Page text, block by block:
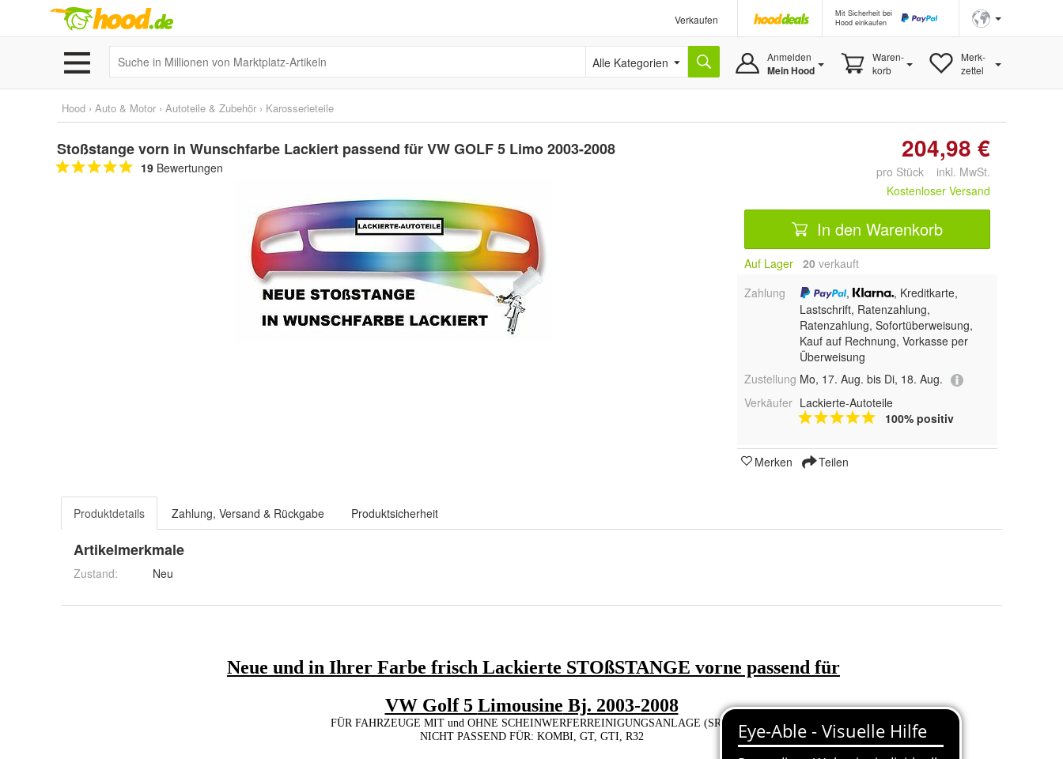
Verkaufen
Mit Sicherheit bei
Hood einkaufen
Alle Kategorien Anmelden
Mein Hood
Waren-
korb
Merk-
zettel
Hood › Auto & Motor › Autoteile & Zubehör › Karosserieteile
Stoßstange vorn in Wunschfarbe Lackiert passend für VW GOLF 5 Limo 2003-2008
19 Bewertungen
204,98 €
pro Stück inkl. MwSt.
Kostenloser Versand
In den Warenkorb
Auf Lager 20 verkauft
Zahlung
,
, Kreditkarte,
Lastschrift, Ratenzahlung,
Ratenzahlung, Sofortüberweisung,
Kauf auf Rechnung, Vorkasse per
Überweisung
Zustellung Mo, 17. Aug. bis Di, 18. Aug.
Verkäufer Lackierte-Autoteile
100% positiv
Merken Teilen
Produktdetails Zahlung, Versand & Rückgabe Produktsicherheit
Artikelmerkmale
Zustand: Neu